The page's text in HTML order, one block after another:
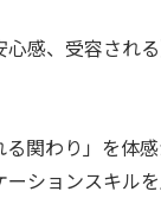
心感、受容され
関わり」を体
ーションスキル